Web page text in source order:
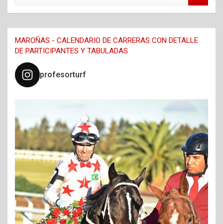
c
h
MAROÑAS - CALENDARIO DE CARRERAS CON DETALLE
DE PARTICIPANTES Y TABULADAS
profesorturf